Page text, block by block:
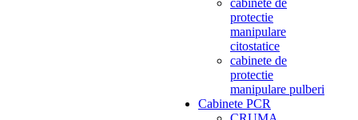
cabinete de
protectie
manipulare
citostatice
cabinete de
protectie
manipulare pulberi
Cabinete PCR